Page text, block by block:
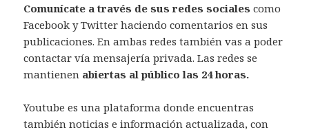
Comunícate a través de sus redes sociales como
Facebook y Twitter haciendo comentarios en sus
publicaciones. En ambas redes también vas a poder
contactar vía mensajería privada. Las redes se
mantienen abiertas al público las 24 horas.
Youtube es una plataforma donde encuentras
también noticias e información actualizada, con